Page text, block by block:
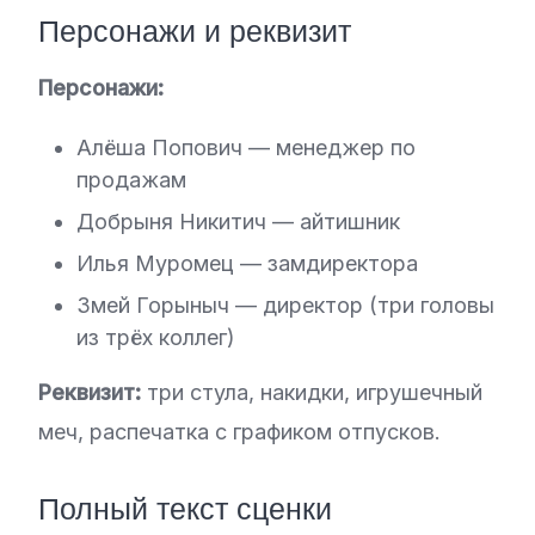
Персонажи и реквизит
Персонажи:
Алёша Попович — менеджер по
продажам
Добрыня Никитич — айтишник
Илья Муромец — замдиректора
Змей Горыныч — директор (три головы
из трёх коллег)
Реквизит: три стула, накидки, игрушечный
меч, распечатка с графиком отпусков.
Полный текст сценки